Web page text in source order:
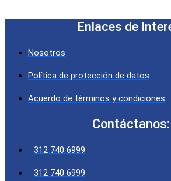
Enlaces de
Nosotros
Política de protección de datos
Acuerdo de términos y condiciones
Contáctanos:
312 740 6999
312 740 6999